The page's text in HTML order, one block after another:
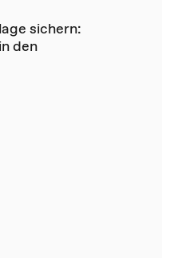
sichern:
den